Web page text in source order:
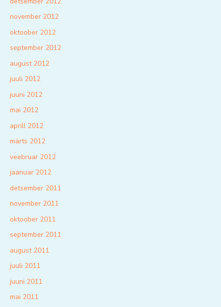
november 2012
oktoober 2012
september 2012
august 2012
juuli 2012
juuni 2012
mai 2012
aprill 2012
märts 2012
veebruar 2012
jaanuar 2012
detsember 2011
november 2011
oktoober 2011
september 2011
august 2011
juuli 2011
juuni 2011
mai 2011